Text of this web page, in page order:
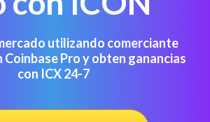
utilizando comerciante
Pro y obten ganancias
con ICX 24-7